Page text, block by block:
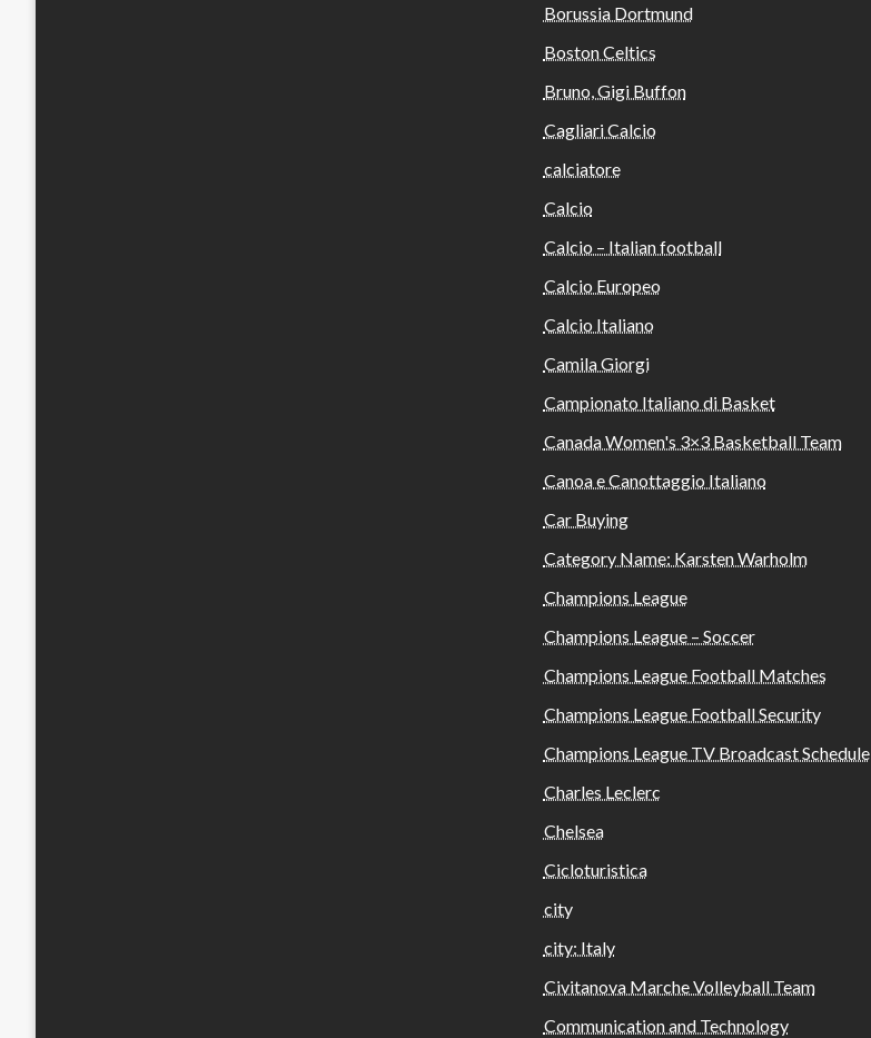
Borussia Dortmund
Boston Celtics
Bruno, Gigi Buffon
Cagliari Calcio
calciatore
Calcio
Calcio – Italian football
Calcio Europeo
Calcio Italiano
Camila Giorgi
Campionato Italiano di Basket
Canada Women's 3×3 Basketball Team
Canoa e Canottaggio Italiano
Car Buying
Category Name: Karsten Warholm
Champions League
Champions League – Soccer
Champions League Football Matches
Champions League Football Security
Champions League TV Broadcast Schedule
Charles Leclerc
Chelsea
Cicloturistica
city
city: Italy
Civitanova Marche Volleyball Team
Communication and Technology